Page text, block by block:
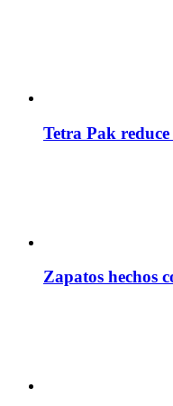
Tetra Pak
Zapatos hechos